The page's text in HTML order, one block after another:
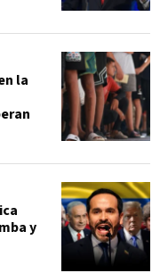
la
y